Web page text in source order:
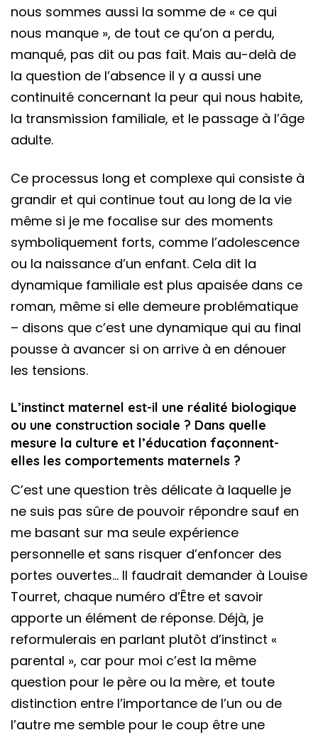
nous sommes aussi la somme de « ce qui
nous manque », de tout ce qu’on a perdu,
manqué, pas dit ou pas fait. Mais au-delà de
la question de l’absence il y a aussi une
continuité concernant la peur qui nous habite,
la transmission familiale, et le passage à l’âge
adulte.
Ce processus long et complexe qui consiste à
grandir et qui continue tout au long de la vie
même si je me focalise sur des moments
symboliquement forts, comme l’adolescence
ou la naissance d’un enfant. Cela dit la
dynamique familiale est plus apaisée dans ce
roman, même si elle demeure problématique
– disons que c’est une dynamique qui au final
pousse à avancer si on arrive à en dénouer
les tensions.
L’instinct maternel est-il une réalité biologique
ou une construction sociale ? Dans quelle
mesure la culture et l’éducation façonnent-
elles les comportements maternels ?
C’est une question très délicate à laquelle je
ne suis pas sûre de pouvoir répondre sauf en
me basant sur ma seule expérience
personnelle et sans risquer d’enfoncer des
portes ouvertes… Il faudrait demander à Louise
Tourret, chaque numéro d’Être et savoir
apporte un élément de réponse. Déjà, je
reformulerais en parlant plutôt d’instinct «
parental », car pour moi c’est la même
question pour le père ou la mère, et toute
distinction entre l’importance de l’un ou de
l’autre me semble pour le coup être une